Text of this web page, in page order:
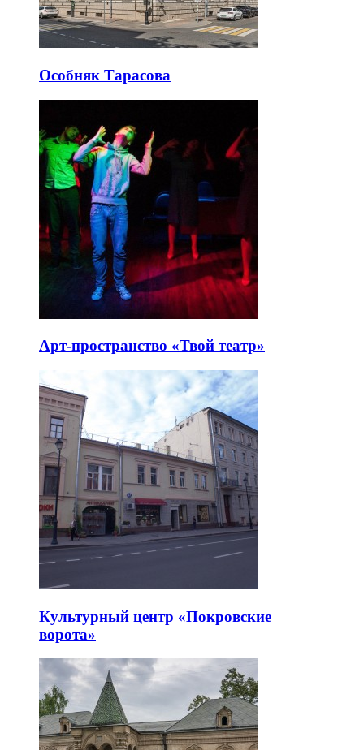
Особняк Тарасова
Арт-пространство «Твой театр»
Культурный центр «Покровские
ворота»